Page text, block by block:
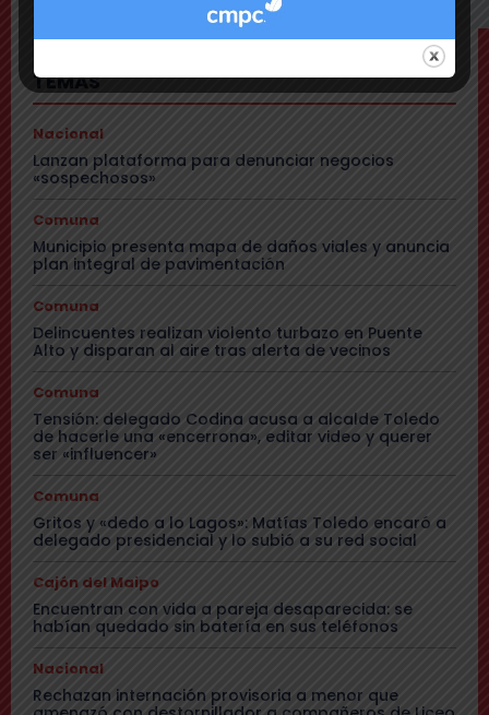
TEMAS
Nacional
Lanzan plataforma para denunciar negocios
«sospechosos»
Comuna
Municipio presenta mapa de daños viales y anuncia
plan integral de pavimentación
Comuna
Delincuentes realizan violento turbazo en Puente
Alto y disparan al aire tras alerta de vecinos
Comuna
Tensión: delegado Codina acusa a alcalde Toledo
de hacerle una «encerrona», editar video y querer
ser «influencer»
Comuna
Gritos y «dedo a lo Lagos»: Matías Toledo encaró a
delegado presidencial y lo subió a su red social
Cajón del Maipo
Encuentran con vida a pareja desaparecida: se
habían quedado sin batería en sus teléfonos
Nacional
Rechazan internación provisoria a menor que